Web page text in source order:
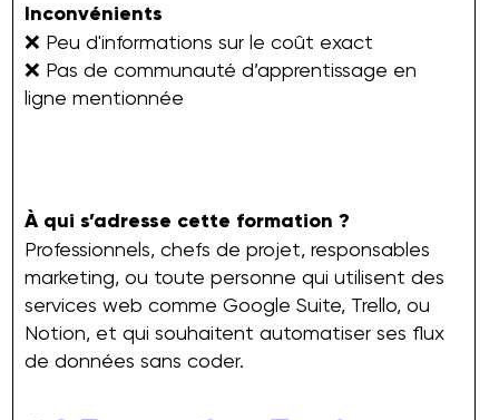
Inconvénients
❌ Peu d'informations sur le coût exact
❌ Pas de communauté d’apprentissage en
ligne mentionnée
À qui s’adresse cette formation ?
Professionnels, chefs de projet, responsables
marketing, ou toute personne qui utilisent des
services web comme Google Suite, Trello, ou
Notion, et qui souhaitent automatiser ses flux
de données sans coder.